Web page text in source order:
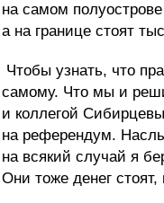
на самом
а на границе стоят
Чтобы узнать, что
самому. Что мы и
и коллегой
на референдум.
на всякий случай я
Они тоже денег